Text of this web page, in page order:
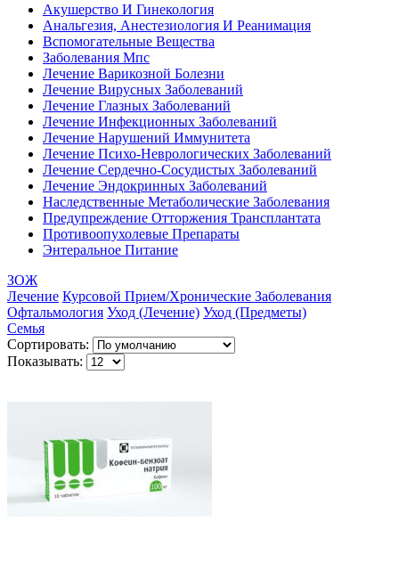
Акушерство И Гинекология
Анальгезия, Анестезиология И Реанимация
Вспомогательные Вещества
Заболевания Мпс
Лечение Варикозной Болезни
Лечение Вирусных Заболеваний
Лечение Глазных Заболеваний
Лечение Инфекционных Заболеваний
Лечение Нарушений Иммунитета
Лечение Психо-Неврологических Заболеваний
Лечение Сердечно-Сосудистых Заболеваний
Лечение Эндокринных Заболеваний
Наследственные Метаболические Заболевания
Предупреждение Отторжения Трансплантата
Противоопухолевые Препараты
Энтеральное Питание
ЗОЖ
Лечение Курсовой Прием/Хронические Заболевания
Офтальмология Уход (Лечение) Уход (Предметы)
Семья
Сортировать:
Показывать: